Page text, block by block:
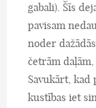
gabali). Šīs
pavisam
noder
četrām
Savukārt,
kustības iet